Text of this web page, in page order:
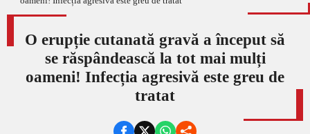
O erupție cutanată gravă a început să
se răspândească la tot mai mulți
oameni! Infecția agresivă este greu de
tratat